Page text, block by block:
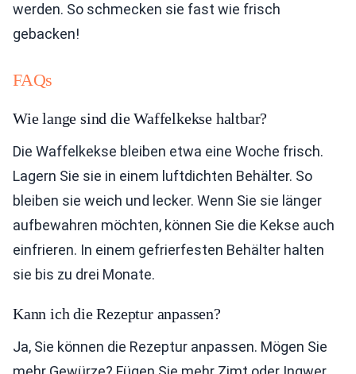
werden. So schmecken sie fast wie frisch
gebacken!
FAQs
Wie lange sind die Waffelkekse haltbar?
Die Waffelkekse bleiben etwa eine Woche frisch.
Lagern Sie sie in einem luftdichten Behälter. So
bleiben sie weich und lecker. Wenn Sie sie länger
aufbewahren möchten, können Sie die Kekse auch
einfrieren. In einem gefrierfesten Behälter halten
sie bis zu drei Monate.
Kann ich die Rezeptur anpassen?
Ja, Sie können die Rezeptur anpassen. Mögen Sie